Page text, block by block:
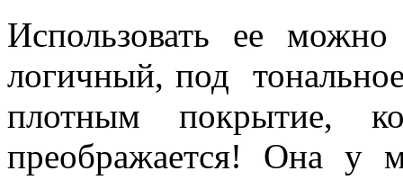
Использовать ее
логичный, под
плотным покрытие,
преображается! Она у